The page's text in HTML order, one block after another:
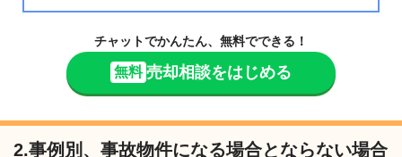
チャットでかんたん、無料でできる！
無料 売却相談をはじめる
2.事例別、事故物件になる場合とならない場合